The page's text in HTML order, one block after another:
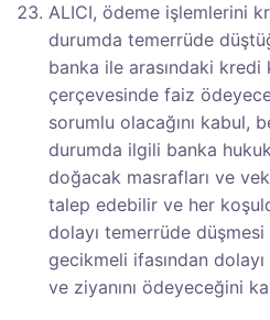
ALICI, ödeme işlemlerini
durumda temerrüde
banka ile arasındaki kredi
çerçevesinde faiz
sorumlu olacağını kabul,
durumda ilgili banka
doğacak masrafları ve
talep edebilir ve her
dolayı temerrüde
gecikmeli ifasından dolayı
ve ziyanını ödeyeceğini